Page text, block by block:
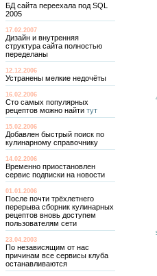
БД сайта переехала под SQL
2005
17.02.2007
Дизайн и внутренняя
структура сайта полностью
переделаны
12.12.2006
Устранены мелкие недочёты
16.02.2006
Сто самых популярных
рецептов можно найти тут
15.02.2006
Добавлен быстрый поиск по
кулинарному справочнику
14.02.2006
Временно приостановлен
сервис подписки на новости
01.01.2006
После почти трёхлетнего
перерыва сборник кулинарных
рецептов вновь доступем
пользователям сети
23.04.2003
По независящим от нас
причинам все сервисы клуба
останавливаются